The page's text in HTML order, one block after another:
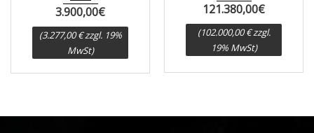
3.900,00€
(3.277,00 € zzgl. 19%
MwSt)
121.380,00€
(102.000,00 € zzgl.
19% MwSt)